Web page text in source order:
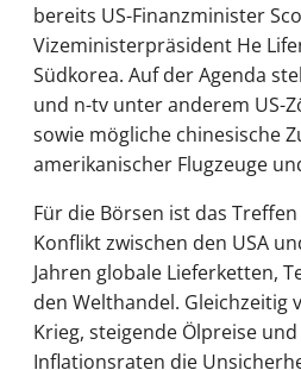
bereits US-Finanzminister
Vizeministerpräsident He
Südkorea. Auf der Agenda
und n-tv unter anderem US-
sowie mögliche chinesische
amerikanischer Flugzeuge
Für die Börsen ist das
Konflikt zwischen den USA
Jahren globale Lieferketten,
den Welthandel. Gleichzeitig
Krieg, steigende Ölpreise
Inflationsraten die